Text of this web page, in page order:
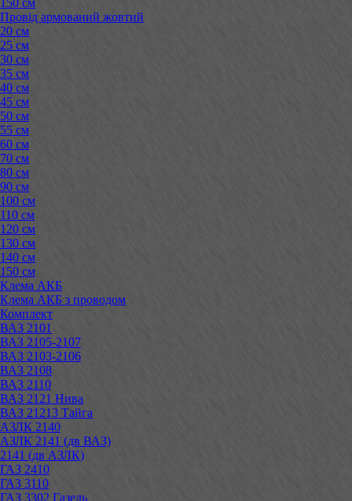
Провід армований жовтий
20 см
25 см
30 см
35 см
40 см
45 см
50 см
55 см
60 см
70 см
80 см
90 см
100 см
110 см
120 см
130 см
140 см
150 см
Клема АКБ
Клема АКБ з проводом
Комплект
ВАЗ 2101
ВАЗ 2105-2107
ВАЗ 2103-2106
ВАЗ 2108
ВАЗ 2110
ВАЗ 2121 Нива
ВАЗ 21213 Тайга
АЗЛК 2140
АЗЛК 2141 (дв ВАЗ)
2141 (дв АЗЛК)
ГАЗ 2410
ГАЗ 3110
ГАЗ 3302 Газель